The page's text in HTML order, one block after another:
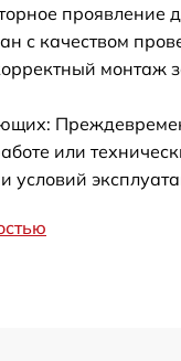
проявление
с качеством
монтаж
или
условий